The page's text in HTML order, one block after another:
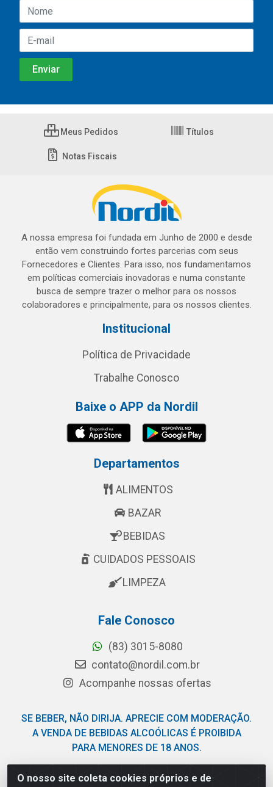
O nosso site coleta cookies próprios e de
Meus Pedidos Títulos
Notas Fiscais
A nossa empresa foi fundada em Junho de 2000 e desde
então vem construindo fortes parcerias com seus
Fornecedores e Clientes. Para isso, nos fundamentamos
em políticas comerciais inovadoras e numa constante
busca de sempre trazer o melhor para os nossos
colaboradores e principalmente, para os nossos clientes.
Institucional
Política de Privacidade
Trabalhe Conosco
Baixe o APP da Nordil
Departamentos
ALIMENTOS
BAZAR
BEBIDAS
CUIDADOS PESSOAIS
LIMPEZA
Fale Conosco
(83) 3015-8080
contato@nordil.com.br
Acompanhe nossas ofertas
SE BEBER, NÃO DIRIJA. APRECIE COM MODERAÇÃO.
A VENDA DE BEBIDAS ALCOÓLICAS É PROIBIDA
PARA MENORES DE 18 ANOS.